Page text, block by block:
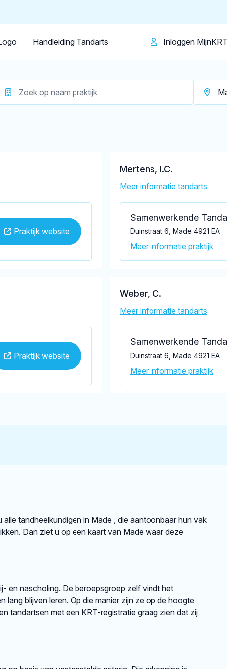
Handleiding Tandarts Inloggen MijnKRT
Praktijk website
Mertens, I.C.
Meer informatie tandarts
Samenwerkende
Duinstraat 6, Made 4921 EA
Meer informatie praktijk
Praktijk website
Weber, C.
Meer informatie tandarts
Samenwerkende
Duinstraat 6, Made 4921 EA
Meer informatie praktijk
tandheelkundigen in Made , die aantoonbaar hun vak
Dan ziet u op een kaart van Made waar deze
en nascholing. De beroepsgroep zelf vindt het
lang blijven leren. Op die manier zijn ze op de hoogte
tandartsen met een KRT-registratie graag zien dat zij